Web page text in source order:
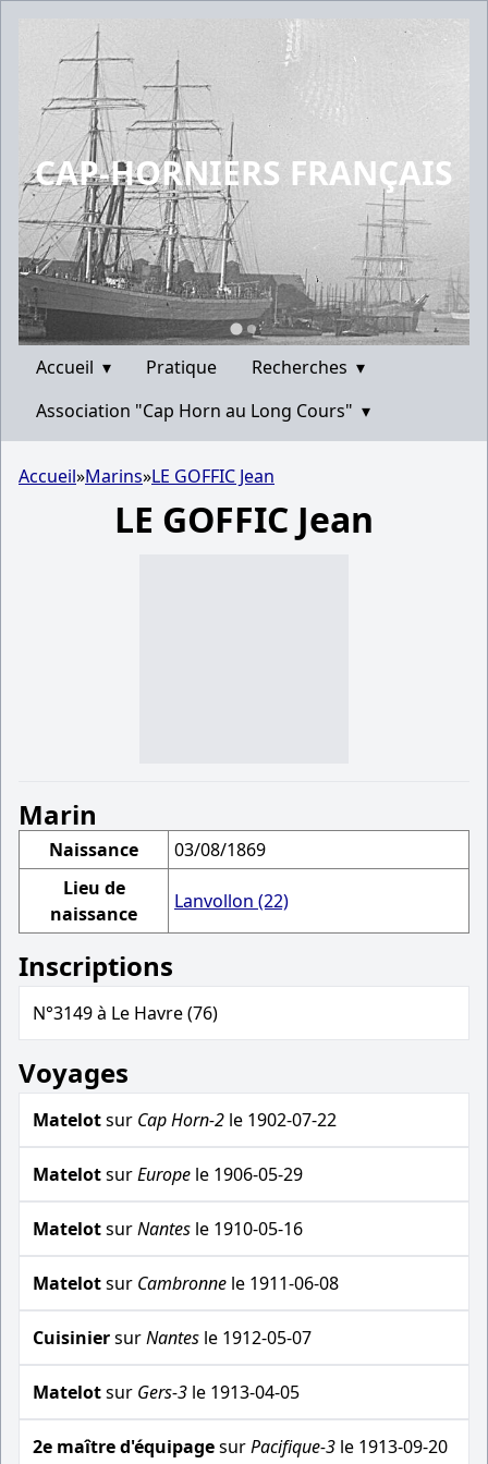
CAP-HORNIERS FRANÇAIS
Accueil ▾ Pratique Recherches ▾
Association "Cap Horn au Long Cours" ▾
Accueil»Marins»LE GOFFIC Jean
LE GOFFIC Jean
Marin
Naissance
03/08/1869
Lieu de
naissance
Lanvollon (22)
Inscriptions
N°3149 à Le Havre (76)
Voyages
Matelotsur Cap Horn-2 le 1902-07-22
MatelotsurEurope le 1906-05-29
MatelotsurNantes le 1910-05-16
Matelotsur Cambronne le 1911-06-08
CuisiniersurNantes le 1912-05-07
Matelotsur Gers-3 le 1913-04-05
2e maître d'équipagesurPacifique-3 le 1913-09-20